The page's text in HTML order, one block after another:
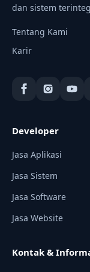
dan sistem
Tentang Kami
Karir
Developer
Jasa Aplikasi
Jasa Sistem
Jasa Software
Jasa Website
Kontak &